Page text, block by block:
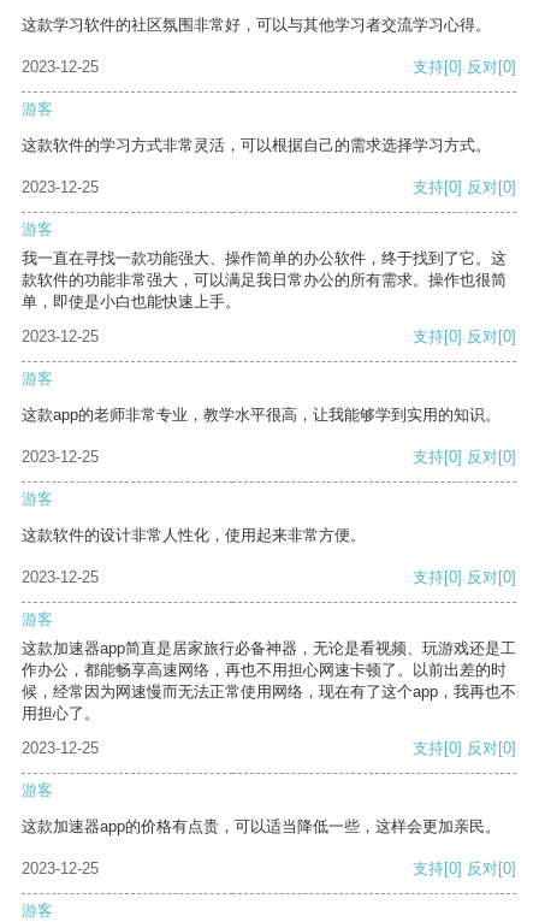
这款学习软件的社区氛围非常好，可以与其他学习者交流学习心得。
2023-12-25 支持[0] 反对[0]
游客
这款软件的学习方式非常灵活，可以根据自己的需求选择学习方式。
2023-12-25 支持[0] 反对[0]
游客
我一直在寻找一款功能强大、操作简单的办公软件，终于找到了它。这
款软件的功能非常强大，可以满足我日常办公的所有需求。操作也很简
单，即使是小白也能快速上手。
2023-12-25
支持[0] 反对[0]
游客
这款app的老师非常专业，教学水平很高，让我能够学到实用的知识。
2023-12-25 支持[0] 反对[0]
游客
这款软件的设计非常人性化，使用起来非常方便。
2023-12-25 支持[0] 反对[0]
游客
这款加速器app简直是居家旅行必备神器，无论是看视频、玩游戏还是工
作办公，都能畅享高速网络，再也不用担心网速卡顿了。以前出差的时
候，经常因为网速慢而无法正常使用网络，现在有了这个app，我再也不
用担心了。
2023-12-25
支持[0] 反对[0]
游客
这款加速器app的价格有点贵，可以适当降低一些，这样会更加亲民。
2023-12-25 支持[0] 反对[0]
游客